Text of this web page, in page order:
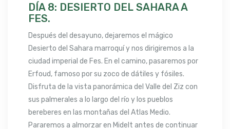
DÍA 8: DESIERTO DEL SAHARA A
FES.
Después del desayuno, dejaremos el mágico
Desierto del Sahara marroquí y nos dirigiremos a la
ciudad imperial de Fes. En el camino, pasaremos por
Erfoud, famoso por su zoco de dátiles y fósiles.
Disfruta de la vista panorámica del Valle del Ziz con
sus palmerales a lo largo del río y los pueblos
bereberes en las montañas del Atlas Medio.
Pararemos a almorzar en Midelt antes de continuar